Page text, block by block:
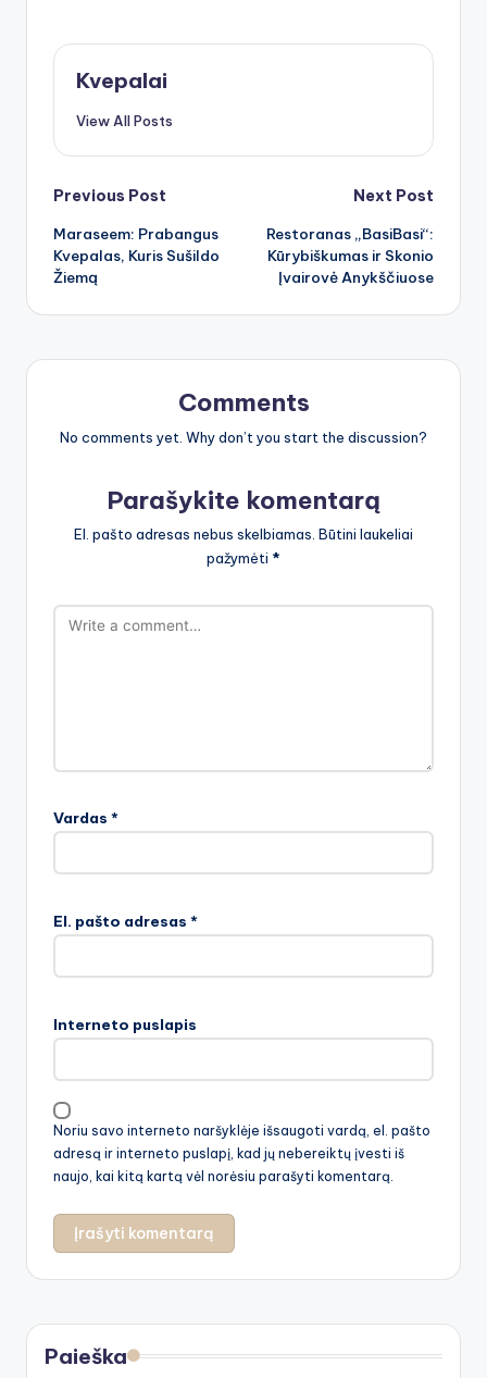
Kvepalai
View All Posts
Post
navigation
Previous Post
Maraseem: Prabangus
Kvepalas, Kuris Sušildo
Žiemą
Next Post
Restoranas „BasiBasi“:
Kūrybiškumas ir Skonio
Įvairovė Anykščiuose
Comments
No comments yet. Why don’t you start the discussion?
Parašykite komentarą
El. pašto adresas nebus skelbiamas. Būtini laukeliai
pažymėti *
Vardas *
El. pašto adresas *
Interneto puslapis
Noriu savo interneto naršyklėje išsaugoti vardą, el. pašto
adresą ir interneto puslapį, kad jų nebereiktų įvesti iš
naujo, kai kitą kartą vėl norėsiu parašyti komentarą.
Paieška